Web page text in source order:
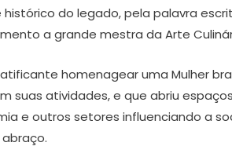
histórico do legado, pela palavra
a grande mestra da Arte
homenagear uma Mulher
suas atividades, e que abriu
e outros setores influenciando a